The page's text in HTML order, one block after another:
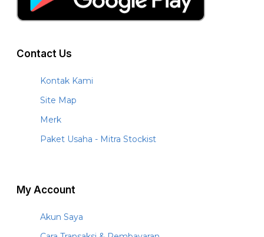
Contact Us
Kontak Kami
Site Map
Merk
Paket Usaha - Mitra Stockist
My Account
Akun Saya